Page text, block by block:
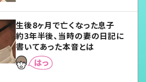
生後8ヶ月で亡くなった息子
約3年半後、当時の妻の日記に
書いてあった本音とは